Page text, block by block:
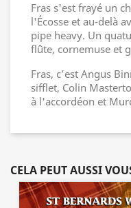
Fras s'est frayé un
l'Écosse et au-delà
pipe heavy. Un
flûte, cornemuse et
Fras, c’est Angus
sifflet, Colin
à l'accordéon et
CELA PEUT AUSSI